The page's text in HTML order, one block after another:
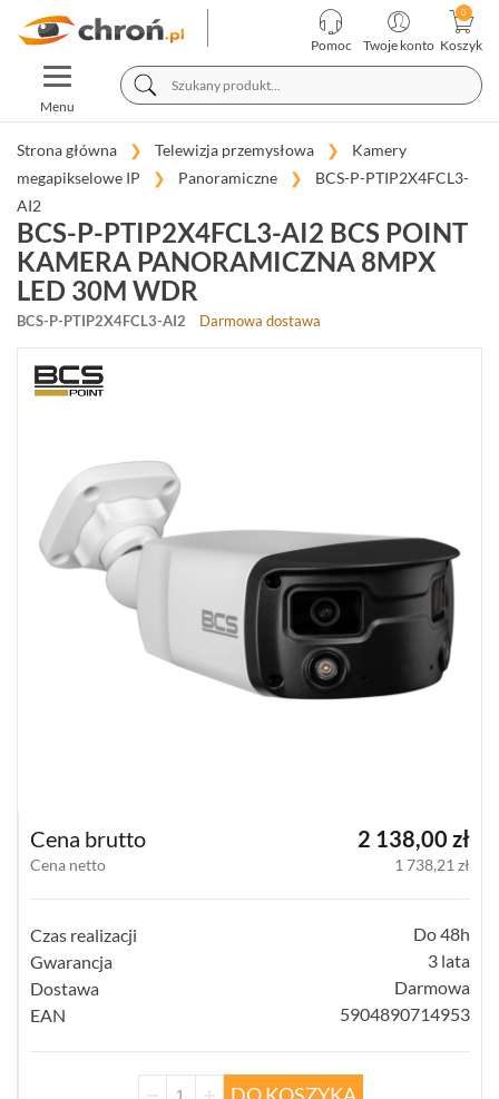
Pomoc Twoje konto Koszyk
TOGGLE
NAVIGATION
Menu
KATEGORIE
PRODUCENCI
TELEWIZJA
PRZEMYSŁOWA
KAMERY
MEGAPIKSELOWE
IP
KOPUŁKOWE
(400)
TUBOWE
OBROTOWE
FISHEYE
(14)
KOMPAKTOWE
(12)
TERMOWIZYJNE
PANORAMICZNE
HOME
(18)
(12)
WSZYSTKO
Strona główna Telewizja przemysłowa
Kamery
megapikselowe IP
Panoramiczne
BCS-P-PTIP2X4FCL3-
AI2
BCS-P-PTIP2X4FCL3-AI2 BCS POINT
KAMERA PANORAMICZNA 8MPX
LED 30M WDR
BCS-P-PTIP2X4FCL3-AI2 Darmowa dostawa
Cena brutto 2 138,00 zł
Cena netto 1 738,21 zł
Czas realizacji
Do 48h
Gwarancja
3 lata
Dostawa
Darmowa
EAN
5904890714953